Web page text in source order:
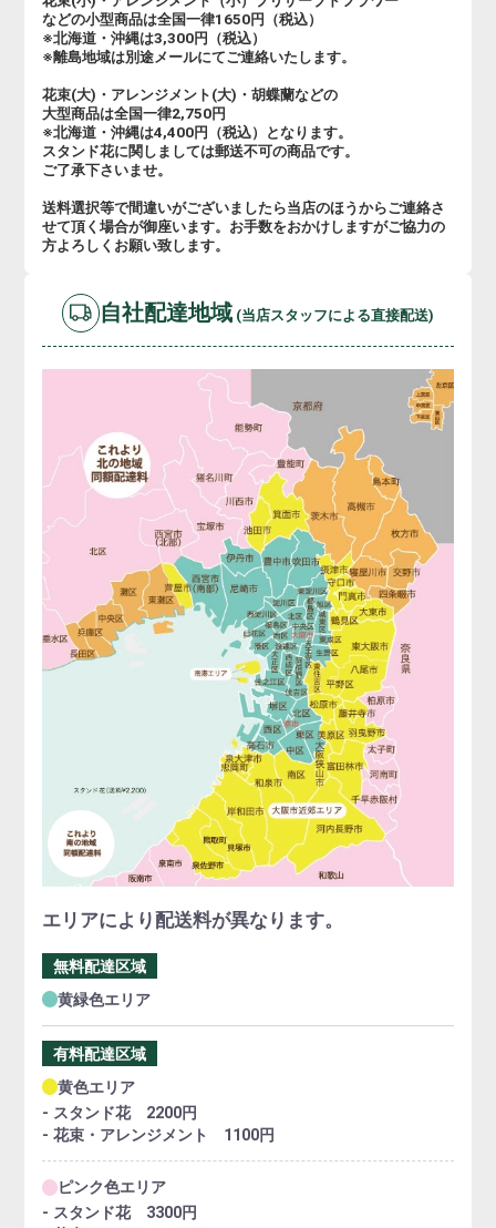
などの小型商品は全国一律1650円（税込）
※北海道・沖縄は3,300円（税込）
※離島地域は別途メールにてご連絡いたします。
花束(大)・アレンジメント(大)・胡蝶蘭などの
大型商品は全国一律2,750円
※北海道・沖縄は4,400円（税込）となります。
スタンド花に関しましては郵送不可の商品です。
ご了承下さいませ。
送料選択等で間違いがございましたら当店のほうからご連絡さ
せて頂く場合が御座います。お手数をおかけしますがご協力の
方よろしくお願い致します。
自社配達地域 (当店スタッフによる直接配送)
エリアにより配送料が異なります。
無料配達区域
黄緑色エリア
有料配達区域
黄色エリア
- スタンド花 2200円
- 花束・アレンジメント 1100円
ピンク色エリア
- スタンド花 3300円